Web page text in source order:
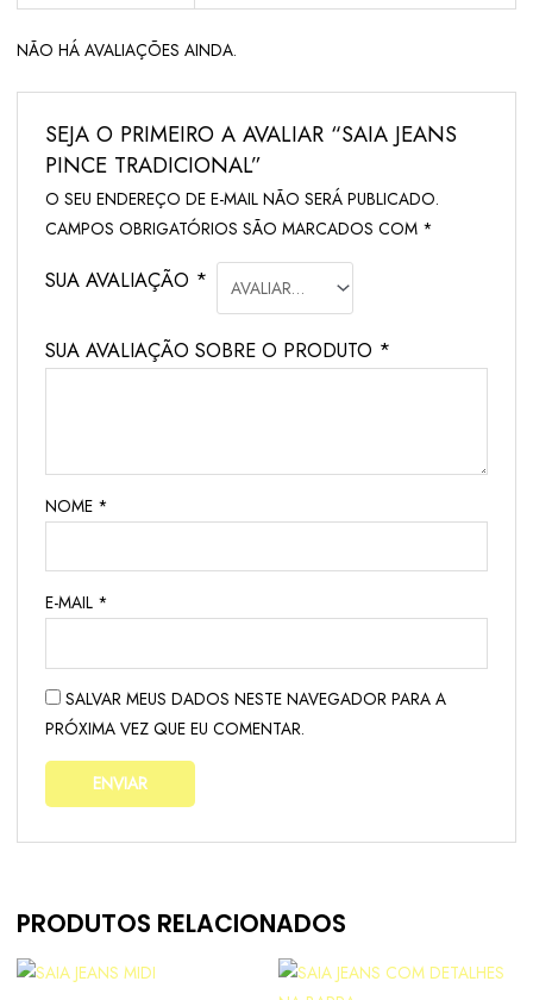
NÃO HÁ AVALIAÇÕES AINDA.
SEJA O PRIMEIRO A AVALIAR “SAIA JEANS
PINCE TRADICIONAL”
O SEU ENDEREÇO DE E-MAIL NÃO SERÁ PUBLICADO.
CAMPOS OBRIGATÓRIOS SÃO MARCADOS COM *
SUA AVALIAÇÃO *
SUA AVALIAÇÃO SOBRE O PRODUTO *
NOME *
E-MAIL *
SALVAR MEUS DADOS NESTE NAVEGADOR PARA A
PRÓXIMA VEZ QUE EU COMENTAR.
PRODUTOS RELACIONADOS